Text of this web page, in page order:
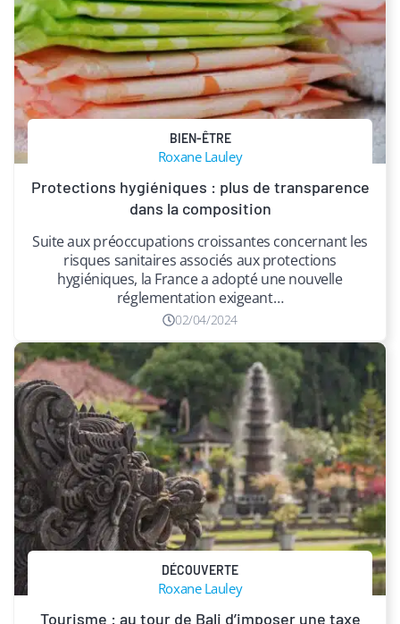
BIEN-ÊTRE
Roxane Lauley
Protections hygiéniques : plus de transparence
dans la composition
Suite aux préoccupations croissantes concernant les
risques sanitaires associés aux protections
hygiéniques, la France a adopté une nouvelle
réglementation exigeant…
02/04/2024
DÉCOUVERTE
Roxane Lauley
Tourisme : au tour de Bali d’imposer une taxe